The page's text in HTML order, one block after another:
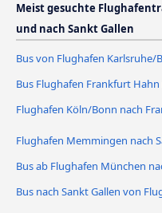
Meist gesuchte
und nach Sankt Gallen
Bus von Flughafen Karlsruhe/
Bus Flughafen Frankfurt
Flughafen Köln/Bonn nach
Flughafen Memmingen nach
Bus ab Flughafen München
Bus nach Sankt Gallen von